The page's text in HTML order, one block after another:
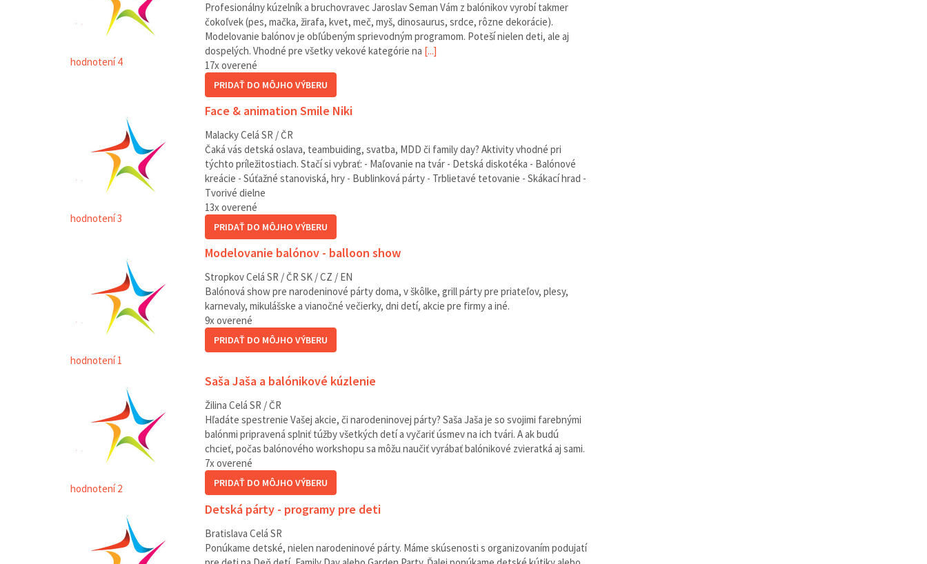
hodnotení 4
Profesionálny kúzelník a bruchovravec Jaroslav Seman Vám z balónikov vyrobí takmer
čokoľvek (pes, mačka, žirafa, kvet, meč, myš, dinosaurus, srdce, rôzne dekorácie).
Modelovanie balónov je obľúbeným sprievodným programom. Poteší nielen deti, ale aj
dospelých. Vhodné pre všetky vekové kategórie na [...]
17x overené
PRIDAŤ DO MÔJHO VÝBERU
hodnotení 3
Face & animation Smile Niki
MalackyCelá SR / ČR
Čaká vás detská oslava, teambuiding, svatba, MDD či family day? Aktivity vhodné pri
týchto príležitostiach. Stačí si vybrať: - Maľovanie na tvár - Detská diskotéka - Balónové
kreácie - Súťažné stanoviská, hry - Bublinková párty - Trblietavé tetovanie - Skákací hrad -
Tvorivé dielne
13x overené
PRIDAŤ DO MÔJHO VÝBERU
hodnotení 1
Modelovanie balónov - balloon show
StropkovCelá SR / ČR SK / CZ / EN
Balónová show pre narodeninové párty doma, v škôlke, grill párty pre priateľov, plesy,
karnevaly, mikulášske a vianočné večierky, dni detí, akcie pre firmy a iné.
9x overené
PRIDAŤ DO MÔJHO VÝBERU
hodnotení 2
Saša Jaša a balónikové kúzlenie
Žilina Celá SR / ČR
Hľadáte spestrenie Vašej akcie, či narodeninovej párty? Saša Jaša je so svojimi farebnými
balónmi pripravená splniť túžby všetkých detí a vyčariť úsmev na ich tvári. A ak budú
chcieť, počas balónového workshopu sa môžu naučiť vyrábať balónikové zvieratká aj sami.
7x overené
PRIDAŤ DO MÔJHO VÝBERU
Detská párty - programy pre deti
Bratislava Celá SR
Ponúkame detské, nielen narodeninové párty. Máme skúsenosti s organizovaním podujatí